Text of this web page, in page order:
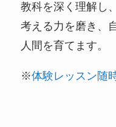
教科を深く理解し
考える力を磨き、
人間を育てます。
※体験レッスン随